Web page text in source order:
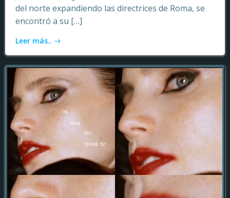
del norte expandiendo las directrices de Roma, se
encontró a su […]
Leer más..